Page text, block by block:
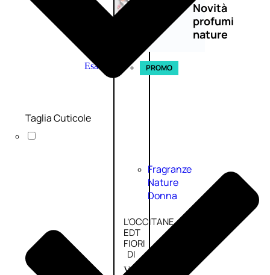
Novità
profumi
nature
Esaurito PROMO
Fragranze
Nature
Donna
L’OCCITANE
EDT
FIORI
DI
Valutato
Taglia Cuticole